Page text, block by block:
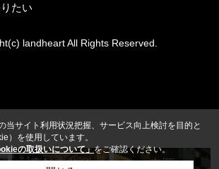
たい
landheart All Rights Reserved.
店舗事務所 売買
当サイト利用状況把握、サービス向上検討を目的と
）を使用しています。
の取扱いについて」をご確認ください。